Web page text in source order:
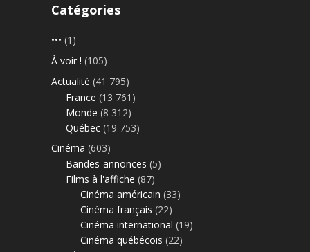
Catégories
••• (1)
À voir ! (105)
Actualité (41 795)
France (13 761)
Monde (8 312)
Québec (19 753)
Cinéma (603)
Bandes-annonces (5)
Films à l'affiche (87)
Cinéma américain (33)
Cinéma français (22)
Cinéma international (19)
Cinéma québécois (22)